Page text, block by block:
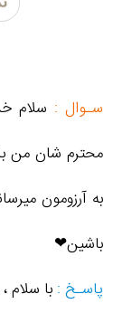
سـوال : سلام
محترم شان من
به آرزومون
باشین❤
پاسـخ : با سلام